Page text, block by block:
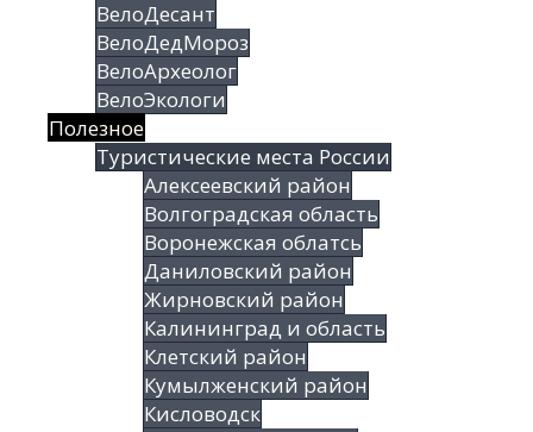
ВелоДесант
ВелоДедМороз
ВелоАрхеолог
ВелоЭкологи
Полезное
Туристические места России
Алексеевский район
Волгоградская облаcть
Воронежская облатсь
Даниловский район
Жирновский район
Калининград и область
Клетский район
Кумылженский район
Кисловодск